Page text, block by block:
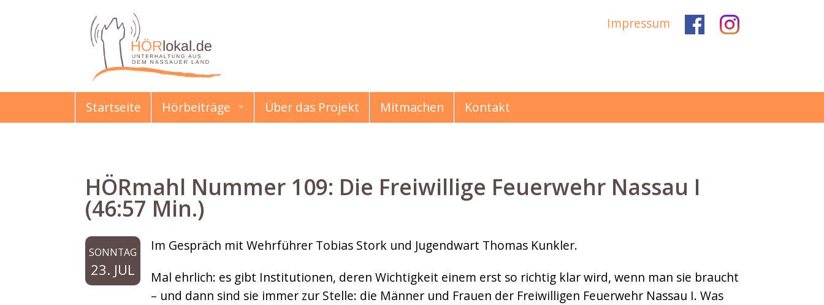
Impressum
Startseite
Hörbeiträge
Damals & Heute
Kindermund
Musikbox
Über das Projekt Mitmachen Kontakt
HÖRmahl Nummer 109: Die Freiwillige Feuerwehr Nassau I
(46:57 Min.)
SONNTAG
23. JUL
Im Gespräch mit Wehrführer Tobias Stork und Jugendwart Thomas Kunkler.
Mal ehrlich: es gibt Institutionen, deren Wichtigkeit einem erst so richtig klar wird, wenn man sie braucht
– und dann sind sie immer zur Stelle: die Männer und Frauen der Freiwilligen Feuerwehr Nassau I. Was